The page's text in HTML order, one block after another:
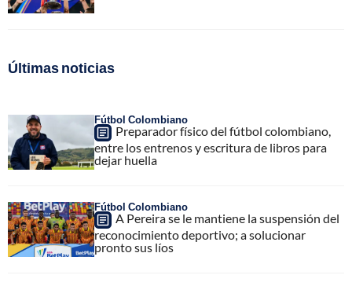
Últimas noticias
Fútbol Colombiano
Preparador físico del fútbol colombiano,
entre los entrenos y escritura de libros para
dejar huella
Fútbol Colombiano
A Pereira se le mantiene la suspensión del
reconocimiento deportivo; a solucionar
pronto sus líos